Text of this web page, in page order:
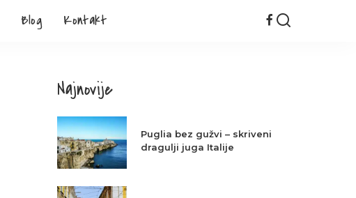
Blog Kontakt
Najnovije
Puglia bez gužvi – skriveni
dragulji juga Italije